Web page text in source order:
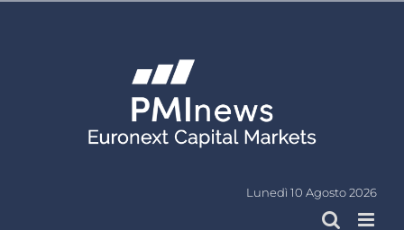
Lunedì 10 Agosto 2026